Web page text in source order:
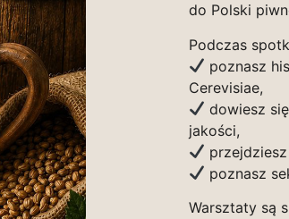
do Polski
Podczas
poznasz
Cerevisiae,
dowiesz
jakości,
poznasz
Warsztaty są